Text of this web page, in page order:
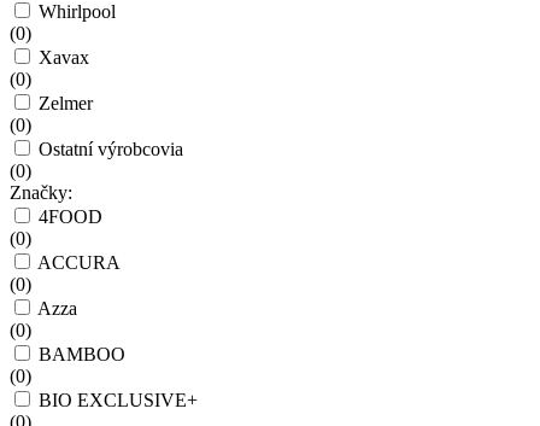
Whirlpool
(0)
Xavax
(0)
Zelmer
(0)
Ostatní výrobcovia
(0)
Značky:
4FOOD
(0)
ACCURA
(0)
Azza
(0)
BAMBOO
(0)
BIO EXCLUSIVE+